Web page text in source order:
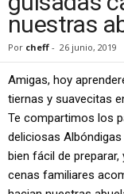
nuestras
Por cheff - 26 junio, 2019
Amigas, hoy
tiernas y suavecitas
Te compartimos los
deliciosas
bien fácil de
cenas familiares